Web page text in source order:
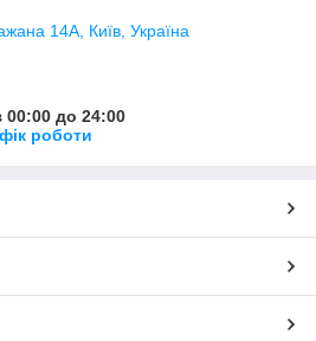
14А, Київ, Україна
00:00 до 24:00
роботи